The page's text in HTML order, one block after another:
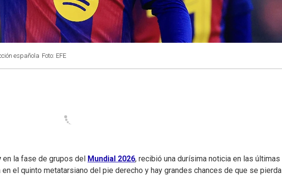
española Foto: EFE
en la fase de grupos del Mundial 2026, recibió una durísima noticia en las últimas
el quinto metatarsiano del pie derecho y hay grandes chances de que se pierda